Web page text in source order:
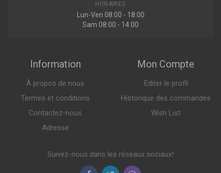
HORAIRES
Lun-Ven 08:00 - 18:00
Sam 08:00 - 14:00
Information
À propos de nous
Termes et conditions
Contactez-nous
Adresse
Mon Compte
Editer le profil
Historique des commandes
Wish List
Suivez-nous dans les réseaux sociaux!